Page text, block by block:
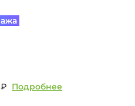
Подробнее